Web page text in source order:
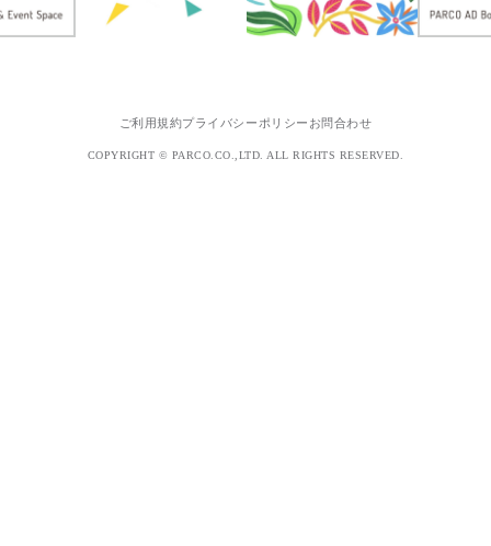
ご利用規約プライバシーポリシー お問合わせ
COPYRIGHT © PARCO.CO.,LTD. ALL RIGHTS RESERVED.